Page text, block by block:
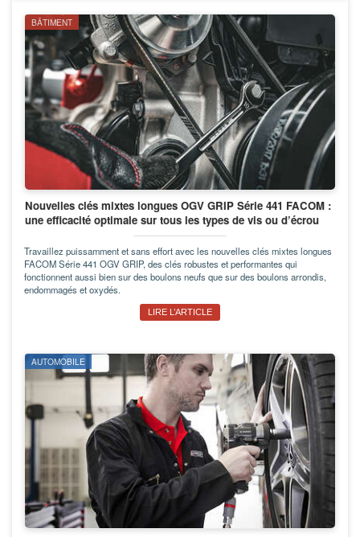
BÂTIMENT
Nouvelles clés mixtes longues OGV GRIP Série 441 FACOM :
une efficacité optimale sur tous les types de vis ou d’écrou
Travaillez puissamment et sans effort avec les nouvelles clés mixtes longues
FACOM Série 441 OGV GRIP, des clés robustes et performantes qui
fonctionnent aussi bien sur des boulons neufs que sur des boulons arrondis,
endommagés et oxydés.
LIRE L’ARTICLE
AUTOMOBILE